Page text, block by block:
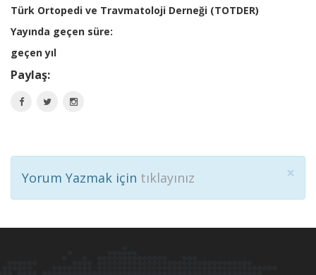
Türk Ortopedi ve Travmatoloji Derneği (TOTDER)
Yayında geçen süre:
geçen yıl
Paylaş:
×
Yorum Yazmak için tıklayınız